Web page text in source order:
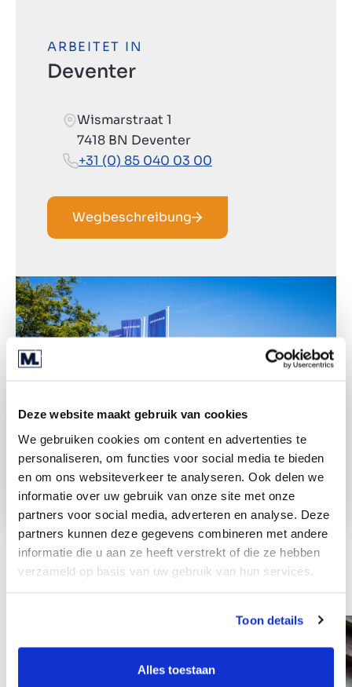
Deze website maakt gebruik van cookies
We gebruiken cookies om content en advertenties te
personaliseren, om functies voor social media te bieden
en om ons websiteverkeer te analyseren. Ook delen we
informatie over uw gebruik van onze site met onze
partners voor social media, adverteren en analyse. Deze
partners kunnen deze gegevens combineren met andere
informatie die u aan ze heeft verstrekt of die ze hebben
verzameld op basis van uw gebruik van hun services.
Toon details
Alles toestaan
ARBEITET IN
Deventer
Wismarstraat 1
7418 BN Deventer
+31 (0) 85 040 03 00
Wegbeschreibung